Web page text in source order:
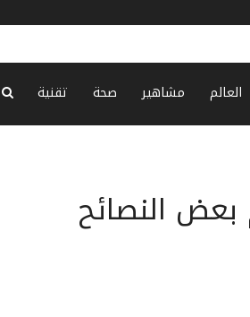
العالم مشاهير صحة تقنية
النصائح